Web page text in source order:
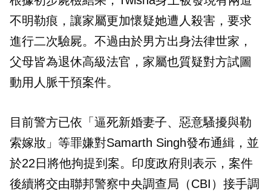
不明勒痕，讓家屬更加懷疑她遭人殺害，要求
進行二次驗屍。不過由於男方出身法律世家，
父母皆為退休高級法官，家屬也質疑對方試圖
動用人脈干預案件。
目前警方已依「逼死新婚妻子、惡意騷擾與勒
索嫁妝」等罪嫌對Samarth Singh發布通緝，並
於22日將他拘提到案。印度政府則表示，案件
後續將交由聯邦警察中央調查局（CBI）接手調